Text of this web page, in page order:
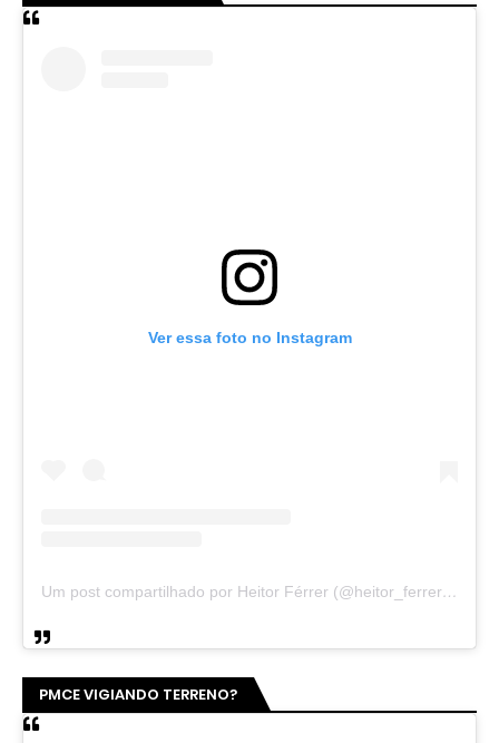
Ver essa foto no Instagram
Um post compartilhado por Heitor Férrer (@heitor_ferrer77)
PMCE VIGIANDO TERRENO?